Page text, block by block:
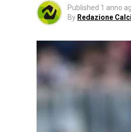
Published 1 anno
By Redazione